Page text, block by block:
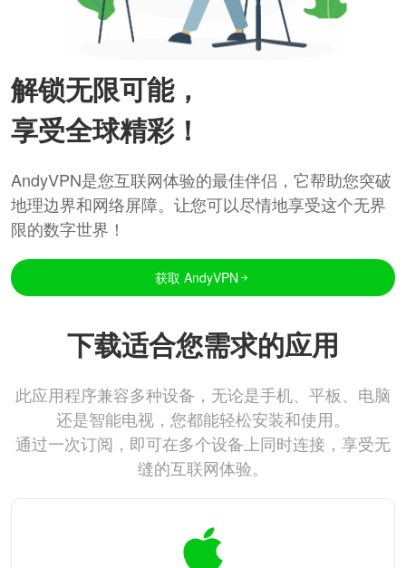
解锁无限可能，
享受全球精彩！
AndyVPN是您互联网体验的最佳伴侣，它帮助您突破
地理边界和网络屏障。让您可以尽情地享受这个无界
限的数字世界！
获取 AndyVPN
下载适合您需求的应用
此应用程序兼容多种设备，无论是手机、平板、电脑
还是智能电视，您都能轻松安装和使用。
通过一次订阅，即可在多个设备上同时连接，享受无
缝的互联网体验。